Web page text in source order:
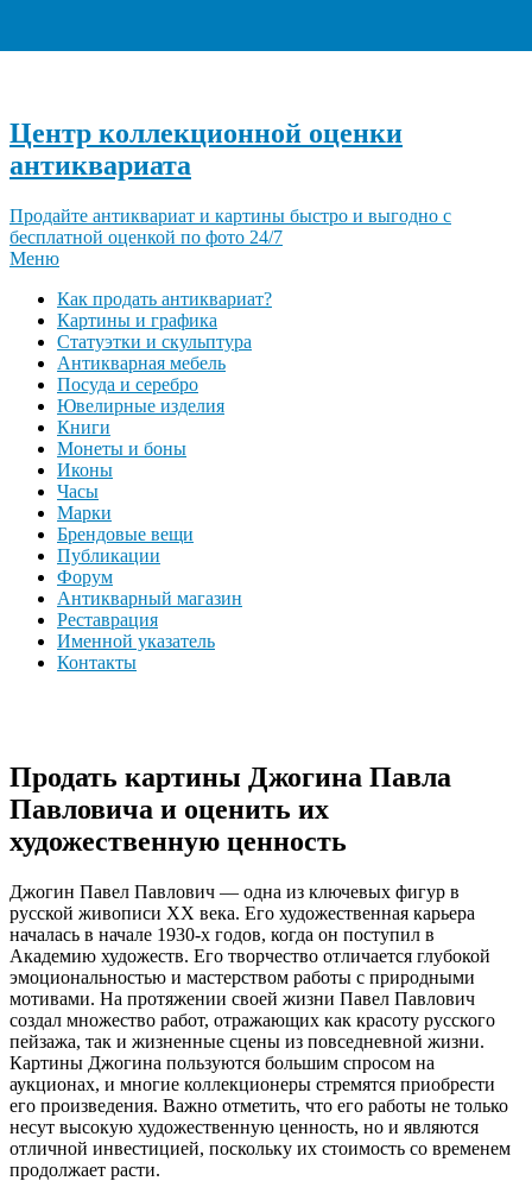
Центр коллекционной оценки
антиквариата
Продайте антиквариат и картины быстро и выгодно с
бесплатной оценкой по фото 24/7
Меню
Как продать антиквариат?
Картины и графика
Статуэтки и скульптура
Антикварная мебель
Посуда и серебро
Ювелирные изделия
Книги
Монеты и боны
Иконы
Часы
Марки
Брендовые вещи
Публикации
Форум
Антикварный магазин
Реставрация
Именной указатель
Контакты
Продать картины Джогина Павла
Павловича и оценить их
художественную ценность
Джогин Павел Павлович — одна из ключевых фигур в
русской живописи XX века. Его художественная карьера
началась в начале 1930-х годов, когда он поступил в
Академию художеств. Его творчество отличается глубокой
эмоциональностью и мастерством работы с природными
мотивами. На протяжении своей жизни Павел Павлович
создал множество работ, отражающих как красоту русского
пейзажа, так и жизненные сцены из повседневной жизни.
Картины Джогина пользуются большим спросом на
аукционах, и многие коллекционеры стремятся приобрести
его произведения. Важно отметить, что его работы не только
несут высокую художественную ценность, но и являются
отличной инвестицией, поскольку их стоимость со временем
продолжает расти.